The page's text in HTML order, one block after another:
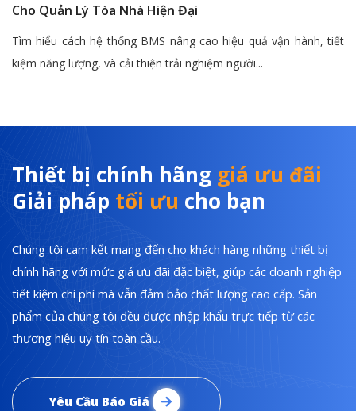
Cho Quản Lý Tòa Nhà Hiện Đại
Tìm hiểu cách hệ thống BMS nâng cao hiệu quả vận hành, tiết
kiệm năng lượng, và cải thiện trải nghiệm người...
Thiết bị chính hãng giá ưu đãi
Giải pháp tối ưu cho bạn
Chúng tôi cam kết mang đến cho khách hàng những thiết bị
chính hãng với mức giá ưu đãi đặc biệt, giúp các doanh nghiệp
tiết kiệm chi phí mà vẫn đảm bảo chất lượng cao cấp. Sản
phẩm của chúng tôi đều được nhập khẩu trực tiếp từ các
thương hiệu uy tín toàn cầu.
Yêu Cầu Báo Giá